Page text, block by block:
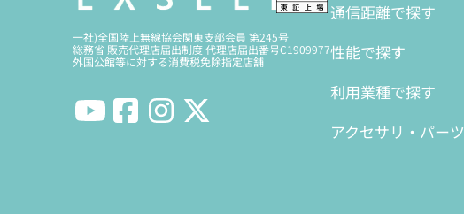
一社)全国陸上無線協会関東支部会員 第245号
総務省 販売代理店届出制度 代理店届出番号C1909977
外国公館等に対する消費税免除指定店舗
通信距離で探す
性能で探す
利用業種で探す
アクセサリ・パーツ